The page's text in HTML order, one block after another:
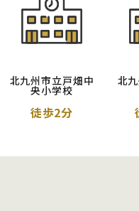
北九州市立戸畑中
央小学校
徒歩2分
北